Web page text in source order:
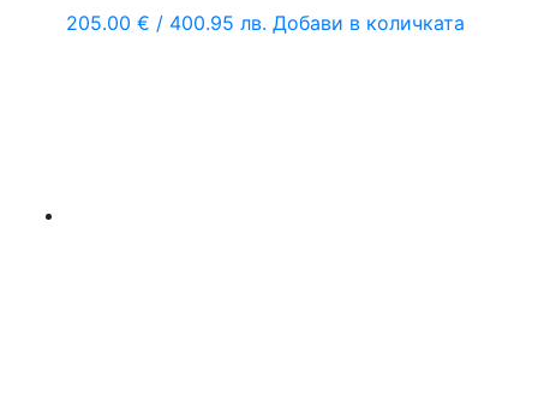
205.00 € / 400.95 лв. Добави в количката